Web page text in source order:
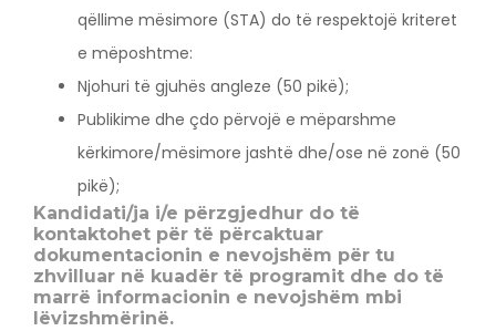
qëllime mësimore (STA) do të respektojë kriteret
e mëposhtme:
Njohuri të gjuhës angleze (50 pikë);
Publikime dhe çdo përvojë e mëparshme
kërkimore/mësimore jashtë dhe/ose në zonë (50
pikë);
Kandidati/ja i/e përzgjedhur do të
kontaktohet për të përcaktuar
dokumentacionin e nevojshëm për tu
zhvilluar në kuadër të programit dhe do të
marrë informacionin e nevojshëm mbi
lëvizshmërinë.